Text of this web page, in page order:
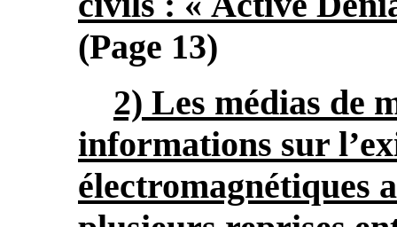
(Page 13)
2) Les médias de
informations sur
électromagnétiques